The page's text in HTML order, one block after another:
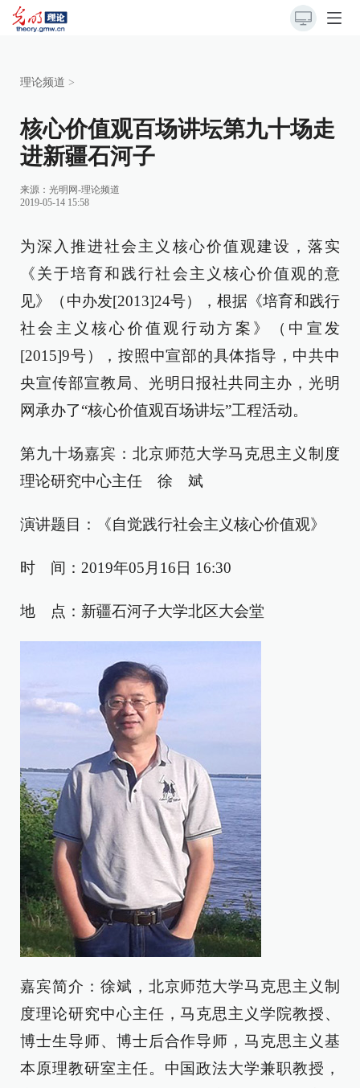
理论频道 >
核心价值观百场讲坛第九十场走
进新疆石河子
来源： 光明网-理论频道
2019-05-14 15:58
为深入推进社会主义核心价值观建设，落实
《关于培育和践行社会主义核心价值观的意
见》（中办发[2013]24号），根据《培育和践行
社会主义核心价值观行动方案》（中宣发
[2015]9号），按照中宣部的具体指导，中共中
央宣传部宣教局、光明日报社共同主办，光明
网承办了“核心价值观百场讲坛”工程活动。
第九十场嘉宾：北京师范大学马克思主义制度
理论研究中心主任 徐 斌
演讲题目：《自觉践行社会主义核心价值观》
时 间：2019年05月16日 16:30
地 点：新疆石河子大学北区大会堂
嘉宾简介：徐斌，北京师范大学马克思主义制
度理论研究中心主任，马克思主义学院教授、
博士生导师、博士后合作导师，马克思主义基
本原理教研室主任。中国政法大学兼职教授，